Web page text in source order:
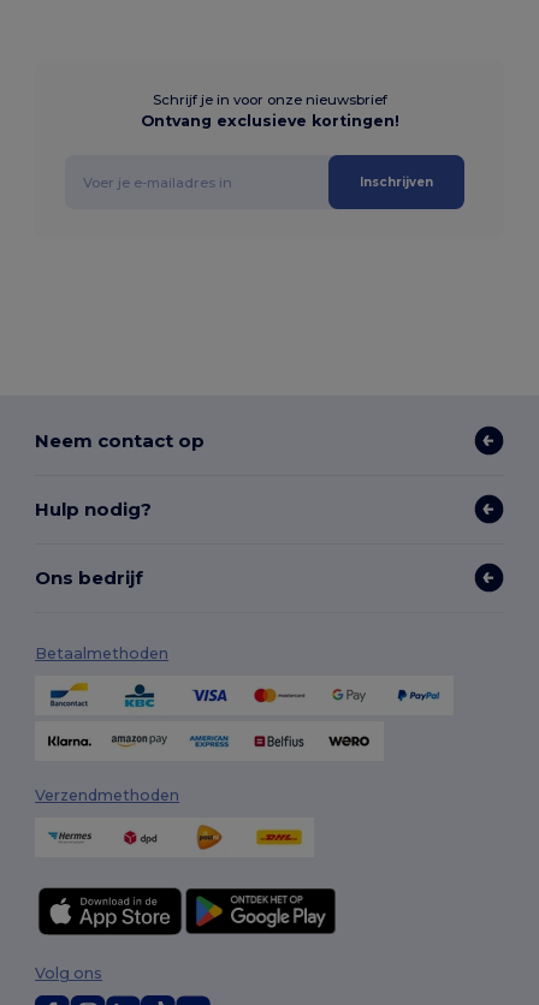
Schrijf je in voor onze nieuwsbrief
Ontvang exclusieve kortingen!
Inschrijven
Neem contact op
Hulp nodig?
Ons bedrijf
Betaalmethoden
Verzendmethoden
Volg ons